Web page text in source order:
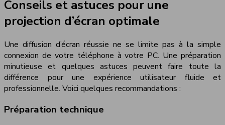
Conseils et astuces pour une
projection d’écran optimale
Une diffusion d’écran réussie ne se limite pas à la simple
connexion de votre téléphone à votre PC. Une préparation
minutieuse et quelques astuces peuvent faire toute la
différence pour une expérience utilisateur fluide et
professionnelle. Voici quelques recommandations :
Préparation technique